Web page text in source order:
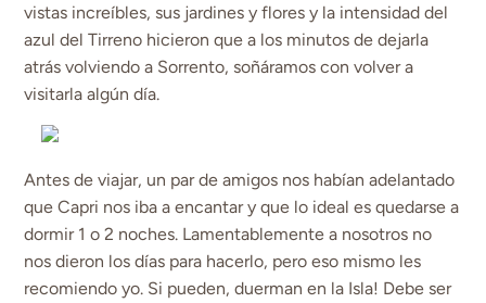
vistas increíbles, sus jardines y flores y la intensidad del
azul del Tirreno hicieron que a los minutos de dejarla
atrás volviendo a Sorrento, soñáramos con volver a
visitarla algún día.
Antes de viajar, un par de amigos nos habían adelantado
que Capri nos iba a encantar y que lo ideal es quedarse a
dormir 1 o 2 noches. Lamentablemente a nosotros no
nos dieron los días para hacerlo, pero eso mismo les
recomiendo yo. Si pueden, duerman en la Isla! Debe ser